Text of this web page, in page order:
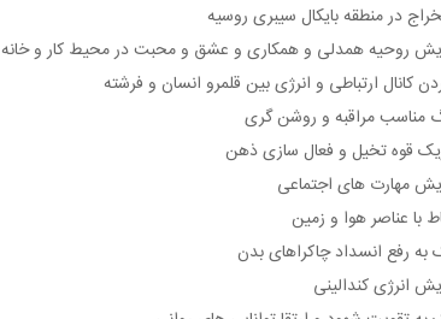
در منطقه بایکال سیبری روسیه
روحیه همدلی و همکاری و عشق و محبت در محیط کار و خانه
کانال ارتباطی و انرژی بین قلمرو انسان و فرشته
مناسب مراقبه و روشن گری
قوه تخیل و فعال سازی ذهن
مهارت های اجتماعی
با عناصر هوا و زمین
رفع انسداد چاکراهای بدن
انرژی کندالینی